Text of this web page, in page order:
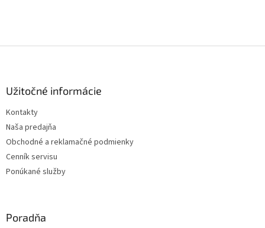
Užitočné informácie
Kontakty
Naša predajňa
Obchodné a reklamačné podmienky
Cenník servisu
Ponúkané služby
Poradňa